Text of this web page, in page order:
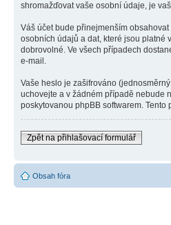
shromažďovat vaše osobní údaje, je
Váš účet bude přinejmenším
osobních údajů a dat, které jsou platné
dobrovolné. Ve všech případech
e-mail.
Vaše heslo je zašifrováno
uchovejte a v žádném případě nebude
poskytovanou phpBB softwarem.
Zpět na přihlašovací formulář
Obsah fóra